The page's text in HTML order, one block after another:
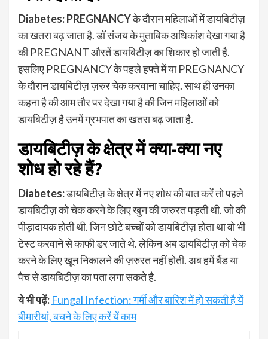
Diabetes: PREGNANCYके दौरान महिलाओं में डायबिटीज़
का खतरा बढ़ जाता है. डॉ संजय के मुताबिक अधिकांश देखा गया है
की PREGNANT औरतें डायबिटीज़ का शिकार हो जाती है.
इसलिए PREGNANCY के पहले हफ्ते में या PREGNANCY
के दौरान डायबिटीज़ ज़रुर चेक करवाना चाहिए.साथ ही उनका
कहना है की आम तौर पर देखा गया है की जिन महिलाओं को
डायबिटीज़ है उनमें ग्रभपात का खतरा बढ़ जाता है.
डायबिटीज़ के क्षेत्र में क्या-क्या नए
शोध हो रहे हैं?
Diabetes:डायबिटीज़ के क्षेत्र में नए शोध की बात करें तो पहले
डायबिटीज़ को चेक करने के लिए खुन की जरुरत पड़ती थी. जो की
पीड़ादायक होती थी. जिन छोटे बच्चों को डायबिटीज़ होता था वो भी
टेस्ट करवाने से काफी डर जाते थे. लेकिन अब डायबिटीज़ को चेक
करने के लिए खून निकालने की ज़रुरत नहीं होती. अब हमें बैंड या
पैच से डायबिटीज़ का पता लगा सकते है.
ये भी पढ़ें: Fungal Infection: गर्मी और बारिश में हो सकती है यें
बीमारीयां, बचने के लिए करें यें काम